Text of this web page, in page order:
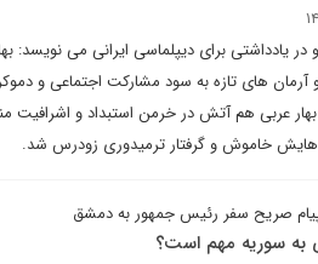
یادداشتی برای دیپلماسی ایرانی می نویسد:
و آرمان های تازه به سود مشارکت اجتماعی و
عربی هم آتش در خرمن استبداد و اشرافیت
خاموش و گرفتار ترمیدوری زودرس شد.
پیام صریح سفر رئیس جمهور به دمشق
به سوریه مهم است؟